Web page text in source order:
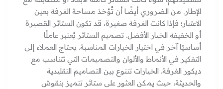
الإطار. من الضروري أيضًا أن تُؤخذ مساحة الغرفة بعين
الاعتبار؛ فإذا كانت الغرفة صغيرة، قد تكون الستائر القصيرة
أو الخفيفة الخيار الأفضل. تصميم الستائر يُعتبر عاملًا
أساسيًا آخر في اختيار الخيارات المناسبة. يحتاج العملاء إلى
التفكير في الأنماط والألوان والتصميمات التي تتناسب مع
ديكور الغرفة. الخيارات تتنوع بين التصاميم التقليدية
والحديثة، حيث يمكن العثور على ستائر تتميز بنقوش